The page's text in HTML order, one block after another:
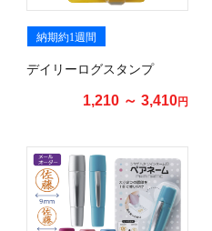
納期約1週間
デイリーログスタンプ
1,210 ～ 3,410円